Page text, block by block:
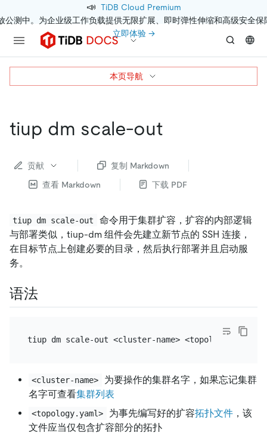
📣 TiDB Cloud Premium
公测中。为企业级工作负载提供无限扩展、即时弹性伸缩和高级安全保
立即体验 →
tiup dm scale-out
贡献
复制 Markdown
查看 Markdown
下载 PDF
tiup dm scale-out
命令用于集群扩容，扩容的内部逻辑
与部署类似，tiup-dm 组件会先建立新节点的 SSH 连接，
在目标节点上创建必要的目录，然后执行部署并且启动服
务。
语法
<cluster-name>
为要操作的集群名字，如果忘记集群
名字可查看集群列表
<topology.yaml> 为事先编写好的扩容拓扑文件，该
文件应当仅包含扩容部分的拓扑
本页导航